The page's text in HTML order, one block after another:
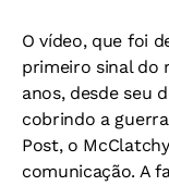
O vídeo, que foi
primeiro sinal do
anos, desde seu
cobrindo a
Post, o
comunicação. A